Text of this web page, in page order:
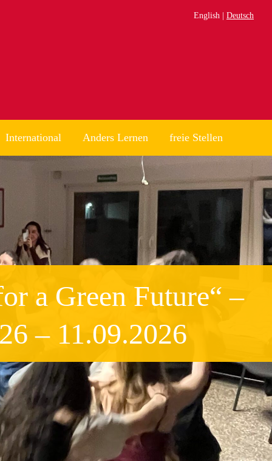
English Deutsch
International Anders Lernen freie Stellen
a Green Future“ –
– 11.09.2026